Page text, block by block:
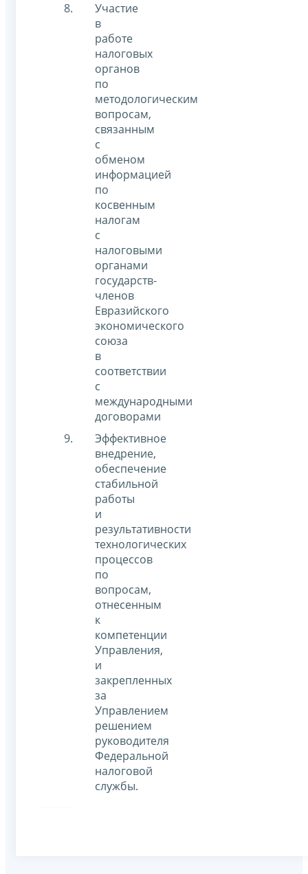
Участие
в
работе
налоговых
органов
по
методологическим
вопросам,
связанным
с
обменом
информацией
по
косвенным
налогам
с
налоговыми
органами
государств-
членов
Евразийского
экономического
союза
в
соответствии
с
международными
договорами
Эффективное
внедрение,
обеспечение
стабильной
работы
и
результативности
технологических
процессов
по
вопросам,
отнесенным
к
компетенции
Управления,
и
закрепленных
за
Управлением
решением
руководителя
Федеральной
налоговой
службы.